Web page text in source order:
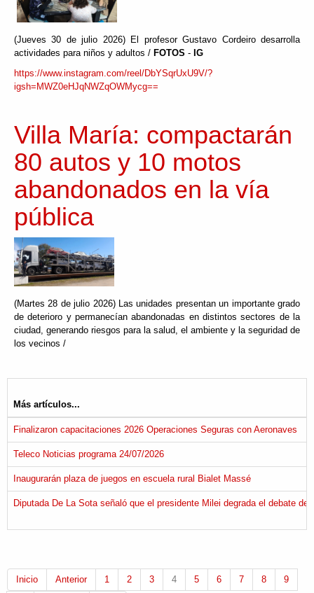
(Jueves 30 de julio 2026) El profesor Gustavo Cordeiro desarrolla
actividades para niños y adultos / FOTOS - IG
https://www.instagram.com/reel/DbYSqrUxU9V/?
igsh=MWZ0eHJqNWZqOWMycg==
Villa María: compactarán
80 autos y 10 motos
abandonados en la vía
pública
(Martes 28 de julio 2026) Las unidades presentan un importante grado
de deterioro y permanecían abandonadas en distintos sectores de la
ciudad, generando riesgos para la salud, el ambiente y la seguridad de
los vecinos /
Más artículos...
Finalizaron capacitaciones 2026 Operaciones Seguras con Aeronaves
Teleco Noticias programa 24/07/2026
Inaugurarán plaza de juegos en escuela rural Bialet Massé
Diputada De La Sota señaló que el presidente Milei degrada el debate
Inicio Anterior 1 2 3 4 5 6 7 8 9